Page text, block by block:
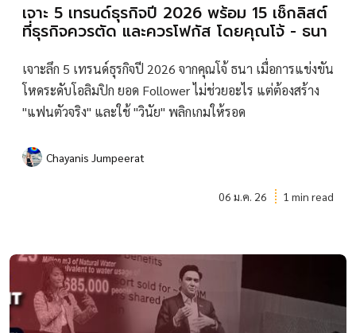
เจาะ 5 เทรนด์ธุรกิจปี 2026 พร้อม 15 เช็กลิสต์
ที่ธุรกิจควรตัด และควรโฟกัส โดยคุณโจ้ - ธนา
เจาะลึก 5 เทรนด์ธุรกิจปี 2026 จากคุณโจ้ ธนา เมื่อการแข่งขัน
โหดระดับโอลิมปิก ยอด Follower ไม่ช่วยอะไร แต่ต้องสร้าง
"แฟนตัวจริง" และใช้ "วินัย" พลิกเกมให้รอด
Chayanis Jumpeerat
06 ม.ค. 26 1 min read